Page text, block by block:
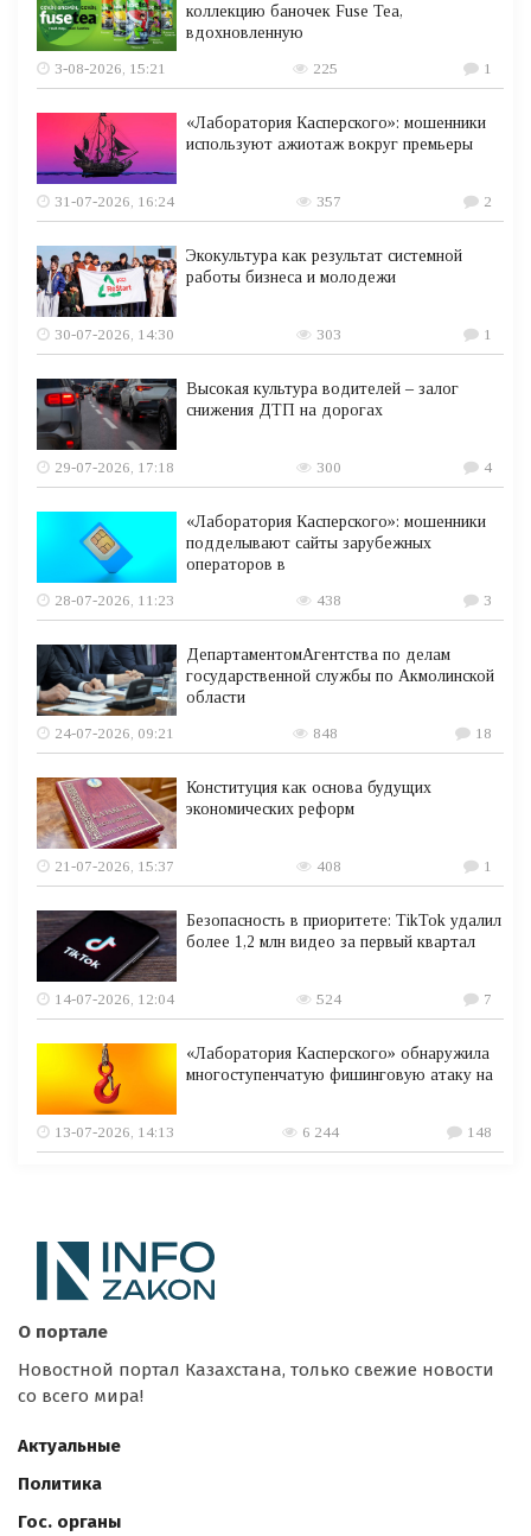
коллекцию баночек Fuse Tea,
вдохновленную
3-08-2026, 15:21
225 1
«Лаборатория Касперского»: мошенники
используют ажиотаж вокруг премьеры
31-07-2026, 16:24 357 2
Экокультура как результат системной
работы бизнеса и молодежи
30-07-2026, 14:30 303 1
Высокая культура водителей – залог
снижения ДТП на дорогах
29-07-2026, 17:18 300 4
«Лаборатория Касперского»: мошенники
подделывают сайты зарубежных
операторов в
28-07-2026, 11:23
438 3
ДепартаментомАгентства по делам
государственной службы по Акмолинской
области
24-07-2026, 09:21
848 18
Конституция как основа будущих
экономических реформ
21-07-2026, 15:37 408 1
Безопасность в приоритете: TikTok удалил
более 1,2 млн видео за первый квартал
14-07-2026, 12:04 524 7
«Лаборатория Касперского» обнаружила
многоступенчатую фишинговую атаку на
13-07-2026, 14:13 6 244 148
О портале
Новостной портал Казахстана, только свежие новости
со всего мира!
Актуальные
Политика
Гос. органы